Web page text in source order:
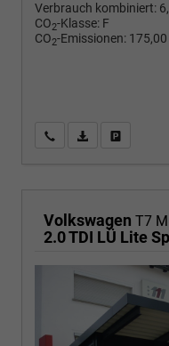
Verbrauch kombiniert:
CO2-Klasse: F
CO2-Emissionen:
Wir rufen Sie an
PDF-
Volkswagen T7
2.0 TDI LÜ Lite